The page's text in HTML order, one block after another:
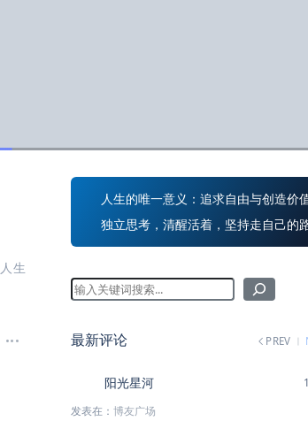
生
人生的唯一意义：追求自由与创造价
独立思考，清醒活着，坚持走自己的
最新评论 PREV
阳光星河
发表在： 博友广场